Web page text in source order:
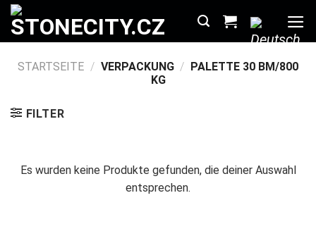
Zum
Inhalt
springen
STARTSEITE / VERPACKUNG / PALETTE 30 BM/800
KG
FILTER
Es wurden keine Produkte gefunden, die deiner Auswahl
entsprechen.